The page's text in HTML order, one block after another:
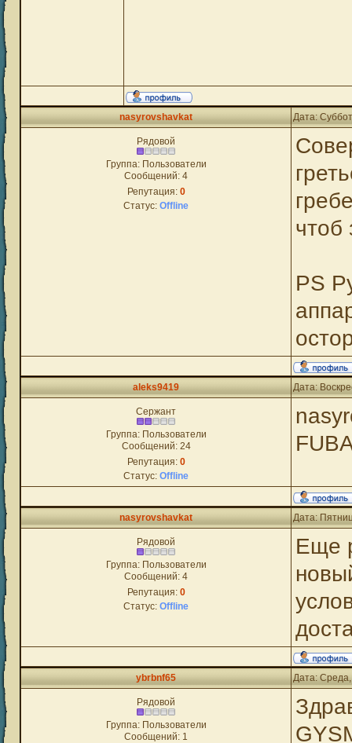
nasyrovshavkat Дата:
Рядовой
Группа: Пользователи
Сообщений: 4
Репутация: 0
Статус: Offline
чтоб
PS
aleks9419 Дата:
Сержант
Группа: Пользователи
Сообщений: 24
Репутация: 0
Статус: Offline
nasyrovshavkat Дата:
Рядовой
Группа: Пользователи
Сообщений: 4
Репутация: 0
Статус: Offline
Еще
ybrbnf65 Дата:
Рядовой
Группа: Пользователи
Сообщений: 1